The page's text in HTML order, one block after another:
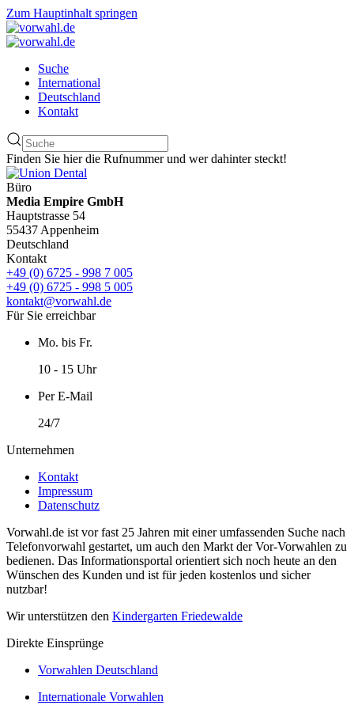
Zum Hauptinhalt springen
Suche
International
Deutschland
Kontakt
Finden Sie hier die Rufnummer und wer dahinter steckt!
Büro
Media Empire GmbH
Hauptstrasse 54
55437 Appenheim
Deutschland
Kontakt
+49 (0) 6725 - 998 7 005
+49 (0) 6725 - 998 5 005
kontakt@vorwahl.de
Für Sie erreichbar
Mo. bis Fr.
10 - 15 Uhr
Per E-Mail
24/7
Unternehmen
Kontakt
Impressum
Datenschutz
Vorwahl.de ist vor fast 25 Jahren mit einer umfassenden Suche nach
Telefonvorwahl gestartet, um auch den Markt der Vor-Vorwahlen zu
bedienen. Das Informationsportal orientiert sich noch heute an den
Wünschen des Kunden und ist für jeden kostenlos und sicher
nutzbar!
Wir unterstützen den Kindergarten Friedewalde
Direkte Einsprünge
Vorwahlen Deutschland
Internationale Vorwahlen